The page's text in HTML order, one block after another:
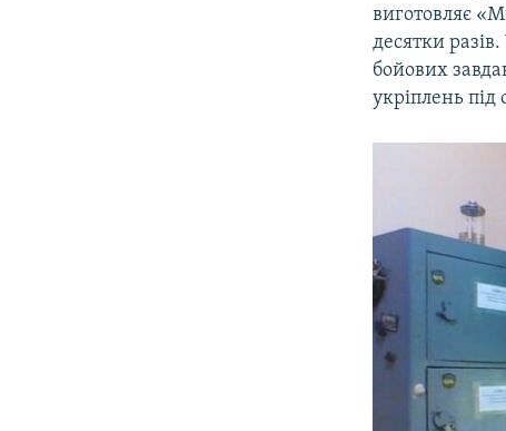
виготовляє
десятки
бойових
укріплень під